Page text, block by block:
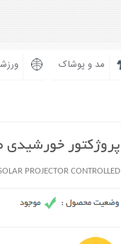
مد و پوشاک
پروژکتور خورشیدی
PROJECTOR CONTROLLED